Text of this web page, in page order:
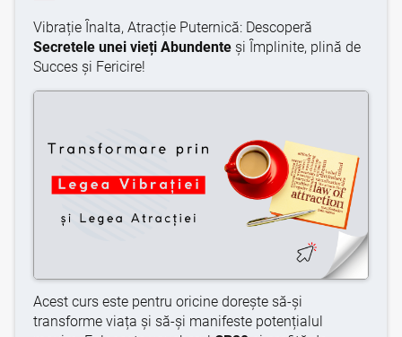
Vibrație Înalta, Atracție Puternică: Descoperă
Secretele unei vieți Abundente și Împlinite, plină de
Succes și Fericire!
Acest curs este pentru oricine dorește să-și
transforme viața și să-și manifeste potențialul